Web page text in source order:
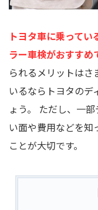
トヨタ車に乗って
ラー車検がおすすめ
られるメリットはさ
いるならトヨタのデ
ょう。 ただし、一
い面や費用などを知
ことが大切です。